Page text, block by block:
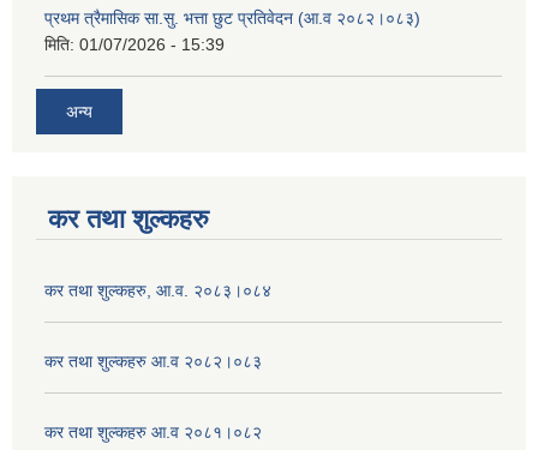
प्रथम त्रैमासिक सा.सु. भत्ता छुट प्रतिवेदन (आ.व २०८२।०८३)
मिति: 01/07/2026 - 15:39
अन्य
कर तथा शुल्कहरु
कर तथा शुल्कहरु, आ.व. २०८३।०८४
कर तथा शुल्कहरु आ.व २०८२।०८३
कर तथा शुल्कहरु आ.व २०८१।०८२